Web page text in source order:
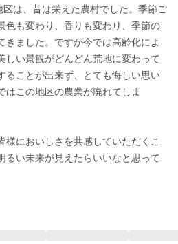
は、昔は栄えた農村でした。季節ご
色も変わり、香りも変わり、季節の
きました。ですが今では高齢化によ
しい景観がどんどん荒地に変わって
ることが出来ず、とても悔しい思い
はこの地区の農業が廃れてしま
様においしさを共感していただくこ
るい未来が見えたらいいなと思って